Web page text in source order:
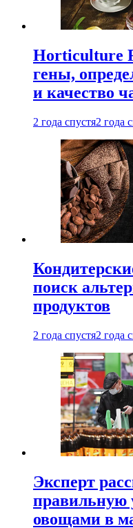
Horticulture
гены,
и качество
2 года спустя2 года
поиск
продуктов
2 года спустя2 года
Эксперт
правильную
овощами в